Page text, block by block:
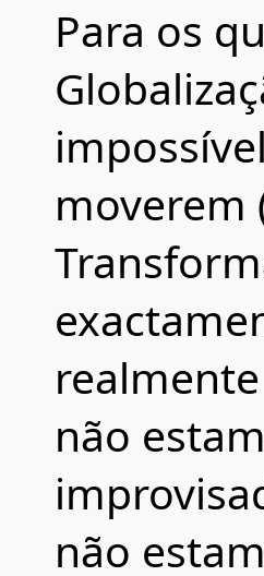
Para os
moverem
não
não